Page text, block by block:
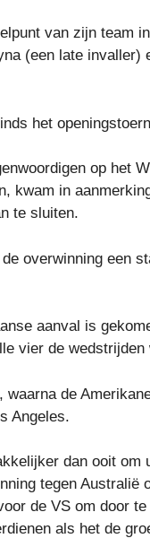
van zijn team
(een late invaller)
het
op het
kwam in
te sluiten.
overwinning een
aanval is
vier de wedstrijden
de
Angeles.
dan ooit om
tegen Australië
de VS om door
als het de